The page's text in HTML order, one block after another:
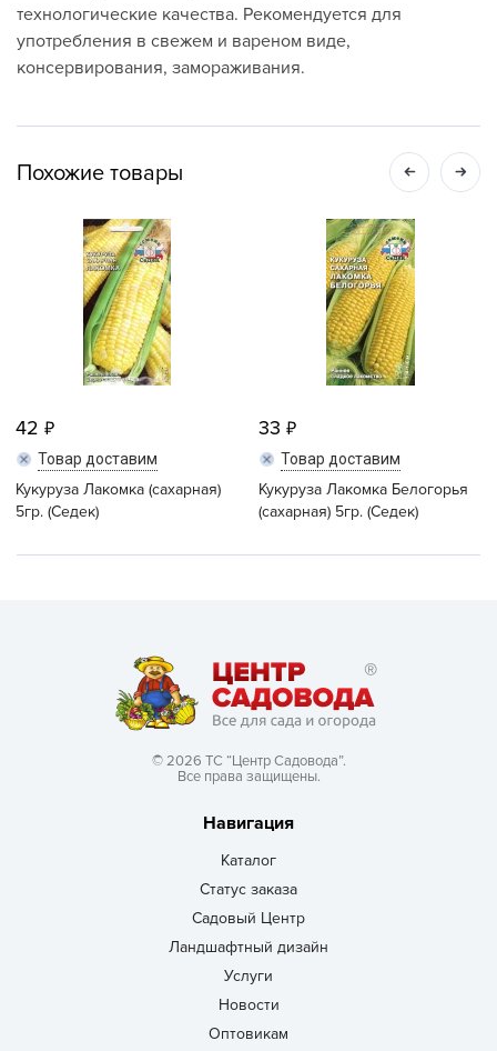
технологические качества. Рекомендуется для
употребления в свежем и вареном виде,
консервирования, замораживания.
Похожие товары
42
Товар доставим
Кукуруза Лакомка (сахарная)
5гр. (Седек)
33
Товар доставим
Кукуруза Лакомка Белогорья
(сахарная) 5гр. (Седек)
© 2026 ТС “Центр Садовода”.
Все права защищены.
Навигация
Каталог
Статус заказа
Садовый Центр
Ландшафтный дизайн
Услуги
Новости
Оптовикам